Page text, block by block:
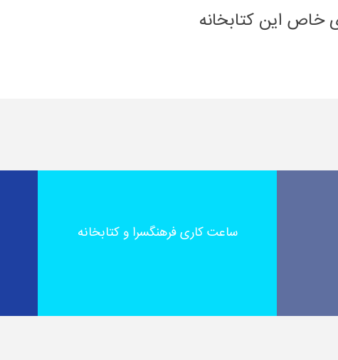
خاص این کتابخانه
ساعت کاری فرهنگسرا و کتابخانه